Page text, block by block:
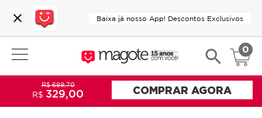
close Baixa já nosso App! Descontos Exclusivos
search 0
R$ 689,70
R$ 329,00 COMPRAR AGORA